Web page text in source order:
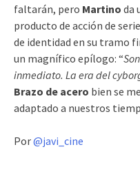
faltarán, pero Martino da
producto de acción de
de identidad en su tramo
un magnífico epílogo: “
inmediato. La era del
Brazo de acero bien se
adaptado a nuestros
Por@javi_cine